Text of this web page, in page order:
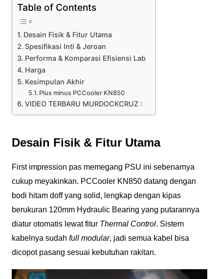
Table of Contents
Desain Fisik & Fitur Utama
Spesifikasi Inti & Jeroan
Performa & Komparasi Efisiensi Lab
Harga
Kesimpulan Akhir
Plus minus PCCooler KN850
VIDEO TERBARU MURDOCKCRUZ :
Desain Fisik & Fitur Utama
First impression pas memegang PSU ini sebenarnya
cukup meyakinkan. PCCooler KN850 datang dengan
bodi hitam doff yang solid, lengkap dengan kipas
berukuran 120mm Hydraulic Bearing yang putarannya
diatur otomatis lewat fitur Thermal Control. Sistem
kabelnya sudah full modular, jadi semua kabel bisa
dicopot pasang sesuai kebutuhan rakitan.